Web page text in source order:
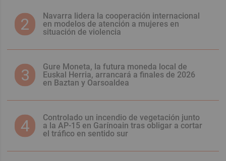
Navarra lidera la cooperación internacional
en modelos de atención a mujeres en
situación de violencia
Gure Moneta, la futura moneda local de
Euskal Herria, arrancará a finales de 2026
en Baztan y Oarsoaldea
Controlado un incendio de vegetación junto
a la AP-15 en Garínoain tras obligar a cortar
el tráfico en sentido sur